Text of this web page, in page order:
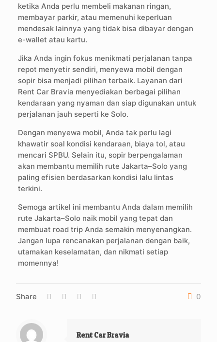
ketika Anda perlu membeli makanan ringan,
membayar parkir, atau memenuhi keperluan
mendesak lainnya yang tidak bisa dibayar dengan
e-wallet atau kartu.
Jika Anda ingin fokus menikmati perjalanan tanpa
repot menyetir sendiri, menyewa mobil dengan
sopir bisa menjadi pilihan terbaik. Layanan dari
Rent Car Bravia menyediakan berbagai pilihan
kendaraan yang nyaman dan siap digunakan untuk
perjalanan jauh seperti ke Solo.
Dengan menyewa mobil, Anda tak perlu lagi
khawatir soal kondisi kendaraan, biaya tol, atau
mencari SPBU. Selain itu, sopir berpengalaman
akan membantu memilih rute Jakarta–Solo yang
paling efisien berdasarkan kondisi lalu lintas
terkini.
Semoga artikel ini membantu Anda dalam memilih
rute Jakarta–Solo naik mobil yang tepat dan
membuat road trip Anda semakin menyenangkan.
Jangan lupa rencanakan perjalanan dengan baik,
utamakan keselamatan, dan nikmati setiap
momennya!
Share 0
Rent Car Bravia